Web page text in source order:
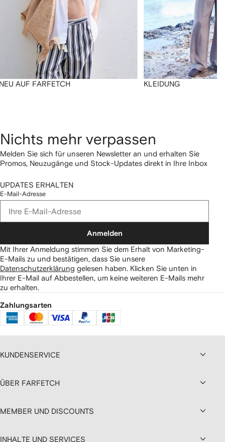
AUF FARFETCH KLEIDUNG
Nichts mehr verpassen
Melden Sie sich für unseren Newsletter an und erhalten Sie
Promos, Neuzugänge und Stock-Updates direkt in Ihre Inbox
UPDATES ERHALTEN
E-Mail-Adresse
Anmelden
Mit Ihrer Anmeldung stimmen Sie dem Erhalt von Marketing-
E-Mails zu und bestätigen, dass Sie unsere
Datenschutzerklärung gelesen haben. Klicken Sie unten in
Ihrer E-Mail auf Abbestellen, um keine weiteren E-Mails mehr
zu erhalten.
Zahlungsarten
KUNDENSERVICE
ÜBER FARFETCH
MEMBER UND DISCOUNTS
INHALTE UND SERVICES